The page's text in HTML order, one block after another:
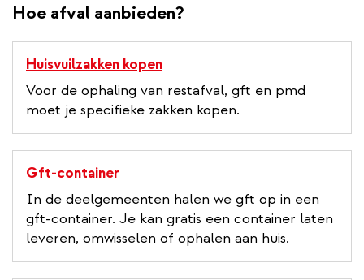
Hoe afval aanbieden?
Huisvuilzakken kopen
Voor de ophaling van restafval, gft en pmd
moet je specifieke zakken kopen.
Gft-container
In de deelgemeenten halen we gft op in een
gft-container. Je kan gratis een container laten
leveren, omwisselen of ophalen aan huis.